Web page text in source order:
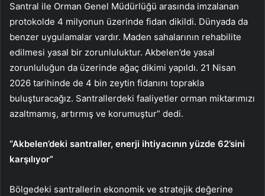
Santral ile Orman Genel Müdürlüğü arasında imzalanan
protokolde 4 milyonun üzerinde fidan dikildi. Dünyada da
benzer uygulamalar vardır. Maden sahalarının rehabilite
edilmesi yasal bir zorunluluktur. Akbelen’de yasal
zorunluluğun da üzerinde ağaç dikimi yapıldı. 21 Nisan
2026 tarihinde de 4 bin zeytin fidanını toprakla
buluşturacağız. Santrallerdeki faaliyetler orman miktarımızı
azaltmamış, artırmış ve korumuştur” dedi.
“Akbelen’deki santraller, enerji ihtiyacının yüzde 62’sini
karşılıyor”
Bölgedeki santrallerin ekonomik ve stratejik değerine